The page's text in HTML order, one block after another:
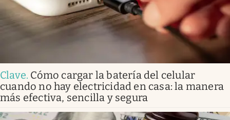
Clave. Cómo cargar la batería del celular
cuando no hay electricidad en casa: la manera
más efectiva, sencilla y segura